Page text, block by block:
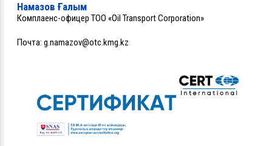
Намазов Ғалым
Комплаенс-офицер ТОО «Oil Transport Corporation»
Почта: g.namazov@otc.kmg.kz